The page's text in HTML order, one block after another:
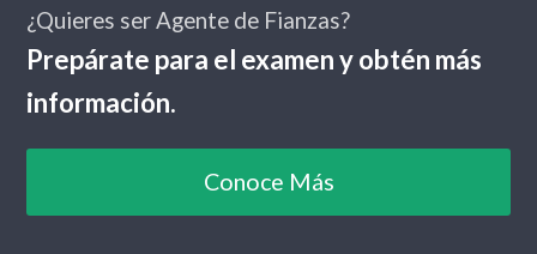
¿Quieres ser Agente de Fianzas?
Prepárate para el examen y obtén más
información.
Conoce Más